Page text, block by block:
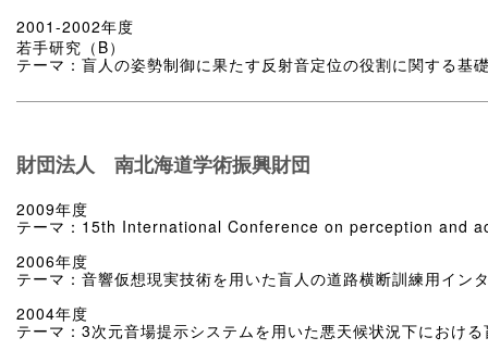
2001-2002年度
若手研究（B）
テーマ：盲人の姿勢制御に果たす反射音定位の役割に関する基
財団法人 南北海道学術振興財団
2009年度
テーマ：15th International Conference on perception and
2006年度
テーマ：音響仮想現実技術を用いた盲人の道路横断訓練用イン
2004年度
テーマ：3次元音場提示システムを用いた悪天候状況下におけ